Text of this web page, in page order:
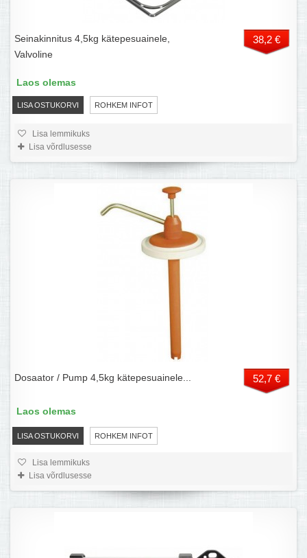
Seinakinnitus 4,5kg kätepesuainele,
Valvoline
38,2 €
LISA OSTUKORVI ROHKEM INFOT
Laos olemas
Lisa lemmikuks
Lisa võrdlusesse
Dosaator / Pump 4,5kg kätepesuainele... 52,7 €
LISA OSTUKORVI ROHKEM INFOT
Laos olemas
Lisa lemmikuks
Lisa võrdlusesse